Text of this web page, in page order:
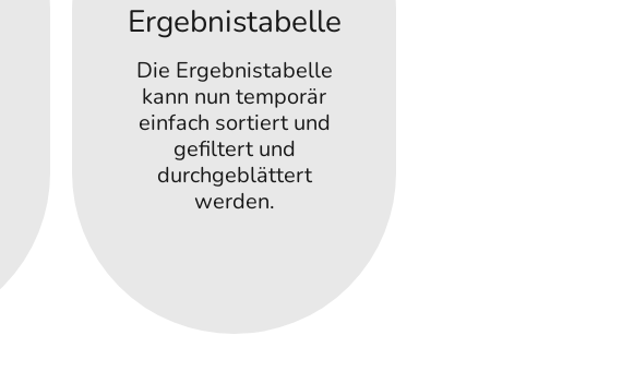
Ergebnistabelle
Die Ergebnistabelle
kann nun temporär
einfach sortiert und
gefiltert und
durchgeblättert
werden.